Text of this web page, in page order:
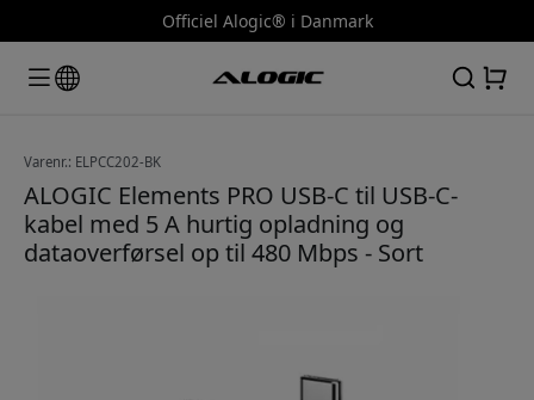
Officiel Alogic® i Danmark
Varenr.: ELPCC202-BK
ALOGIC Elements PRO USB-C til USB-C-
kabel med 5 A hurtig opladning og
dataoverførsel op til 480 Mbps - Sort